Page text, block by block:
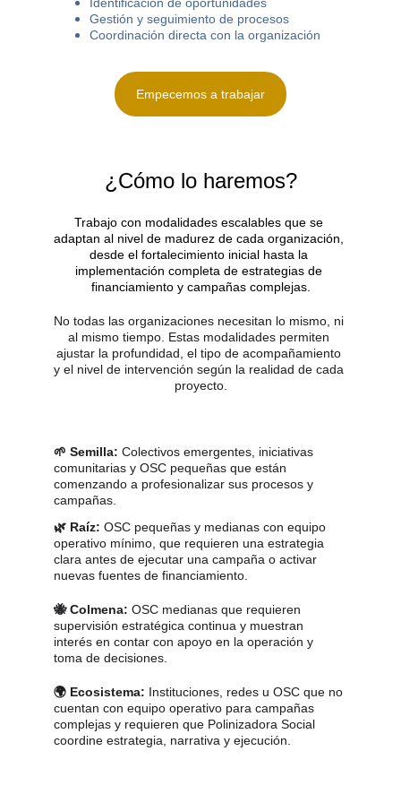
Gestión y seguimiento de procesos
Coordinación directa con la organización
Empecemos a trabajar
¿Cómo lo haremos?
Trabajo con modalidades escalables que se
adaptan al nivel de madurez de cada organización,
desde el fortalecimiento inicial hasta la
implementación completa de estrategias de
financiamiento y campañas complejas.
No todas las organizaciones necesitan lo mismo, ni
al mismo tiempo. Estas modalidades permiten
ajustar la profundidad, el tipo de acompañamiento
y el nivel de intervención según la realidad de cada
proyecto.
🌱 Semilla: Colectivos emergentes, iniciativas
comunitarias y OSC pequeñas que están
comenzando a profesionalizar sus procesos y
campañas.
🌿 Raíz: OSC pequeñas y medianas con equipo
operativo mínimo, que requieren una estrategia
clara antes de ejecutar una campaña o activar
nuevas fuentes de financiamiento.
🐝 Colmena: OSC medianas que requieren
supervisión estratégica continua y muestran
interés en contar con apoyo en la operación y
toma de decisiones.
🌍 Ecosistema: Instituciones, redes u OSC que no
cuentan con equipo operativo para campañas
complejas y requieren que Polinizadora Social
coordine estrategia, narrativa y ejecución.